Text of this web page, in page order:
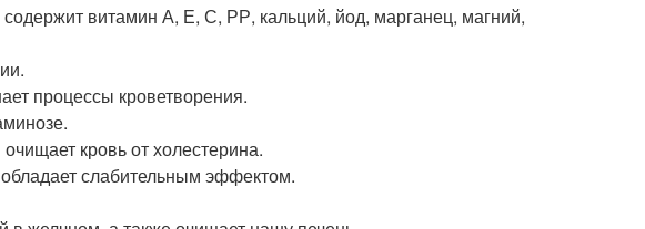
витамин А, Е, С, РР, кальций, йод, марганец, магний,
процессы кроветворения.
кровь от холестерина.
слабительным эффектом.